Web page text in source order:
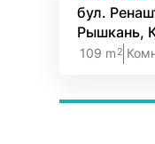
бул.
Рышкань,
109 m 2